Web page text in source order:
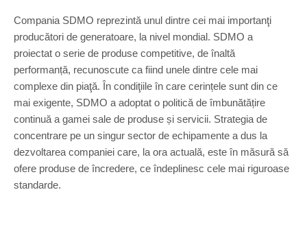
Compania SDMO reprezintă unul dintre cei mai importanţi
producători de generatoare, la nivel mondial. SDMO a
proiectat o serie de produse competitive, de înaltă
performanță, recunoscute ca fiind unele dintre cele mai
complexe din piaţă. În condiţiile în care cerințele sunt din ce
mai exigente, SDMO a adoptat o politică de îmbunătățire
continuă a gamei sale de produse și servicii. Strategia de
concentrare pe un singur sector de echipamente a dus la
dezvoltarea companiei care, la ora actuală, este în măsură să
ofere produse de încredere, ce îndeplinesc cele mai riguroase
standarde.